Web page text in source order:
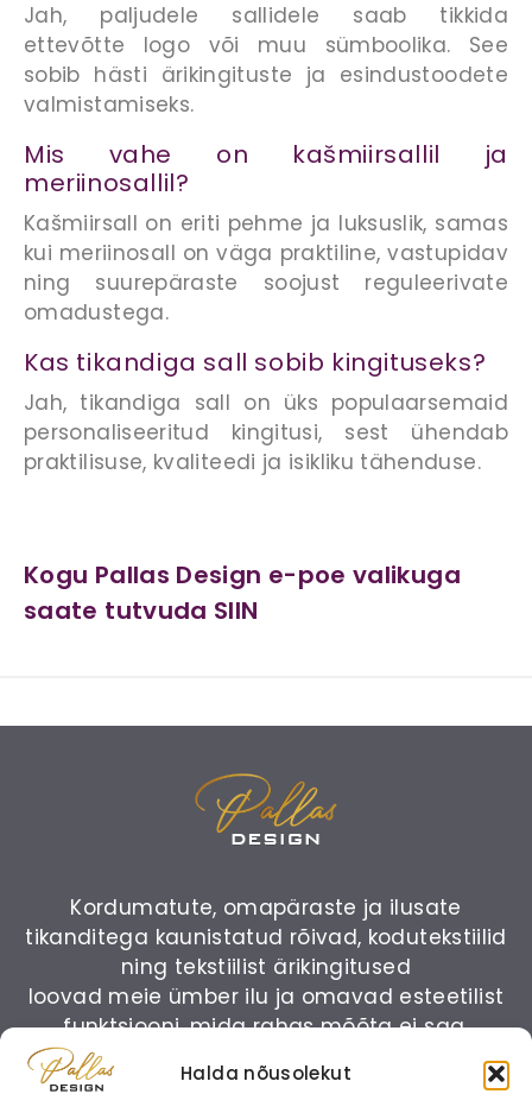
Halda nõusolekut
Jah, paljudele sallidele saab tikkida
ettevõtte logo või muu sümboolika. See
sobib hästi ärikingituste ja esindustoodete
valmistamiseks.
Mis vahe on kašmiirsallil ja
meriinosallil?
Kašmiirsall on eriti pehme ja luksuslik, samas
kui meriinosall on väga praktiline, vastupidav
ning suurepäraste soojust reguleerivate
omadustega.
Kas tikandiga sall sobib kingituseks?
Jah, tikandiga sall on üks populaarsemaid
personaliseeritud kingitusi, sest ühendab
praktilisuse, kvaliteedi ja isikliku tähenduse.
Kogu Pallas Design e-poe valikuga
saate tutvuda SIIN
Kordumatute, omapäraste ja ilusate
tikanditega kaunistatud rõivad, kodutekstiilid
ning tekstiilist ärikingitused
loovad meie ümber ilu ja omavad esteetilist
funktsiooni, mida rahas mõõta ei saa.
Küsi ainulaadset pakkumist: (+372) 50 34